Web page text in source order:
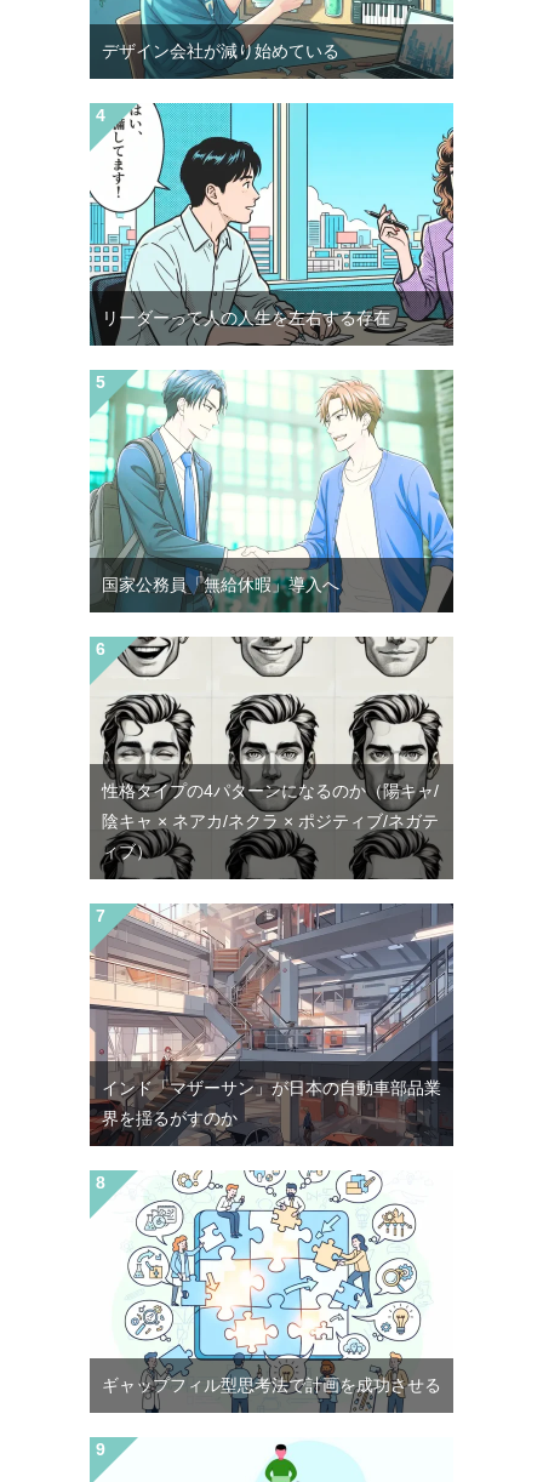
デザイン会社が減り始めている
リーダーって人の人生を左右する存在
国家公務員「無給休暇」導入へ
性格タイプの4パターンになるのか（陽キャ/
陰キャ × ネアカ/ネクラ × ポジティブ/ネガテ
ィブ）
インド「マザーサン」が日本の自動車部品業
界を揺るがすのか
ギャップフィル型思考法で計画を成功させる